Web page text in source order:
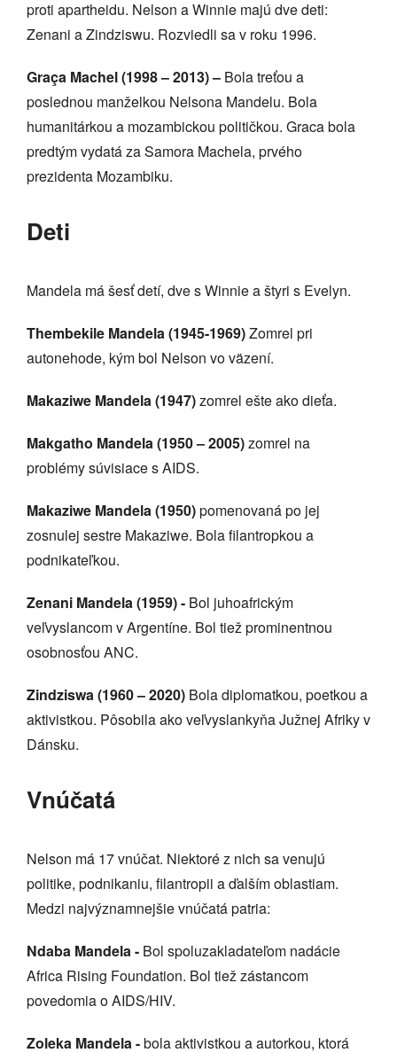
proti apartheidu. Nelson a Winnie majú dve deti:
Zenani a Zindziswu. Rozviedli sa v roku 1996.
Graça Machel (1998 – 2013) – Bola treťou a
poslednou manželkou Nelsona Mandelu. Bola
humanitárkou a mozambickou političkou. Graca bola
predtým vydatá za Samora Machela, prvého
prezidenta Mozambiku.
Deti
Mandela má šesť detí, dve s Winnie a štyri s Evelyn.
Thembekile Mandela (1945-1969)Zomrel pri
autonehode, kým bol Nelson vo väzení.
Makaziwe Mandela (1947)zomrel ešte ako dieťa.
Makgatho Mandela (1950 – 2005)zomrel na
problémy súvisiace s AIDS.
Makaziwe Mandela (1950)pomenovaná po jej
zosnulej sestre Makaziwe. Bola filantropkou a
podnikateľkou.
Zenani Mandela (1959) - Bol juhoafrickým
veľvyslancom v Argentíne. Bol tiež prominentnou
osobnosťou ANC.
Zindziswa (1960 – 2020) Bola diplomatkou, poetkou a
aktivistkou. Pôsobila ako veľvyslankyňa Južnej Afriky v
Dánsku.
Vnúčatá
Nelson má 17 vnúčat. Niektoré z nich sa venujú
politike, podnikaniu, filantropii a ďalším oblastiam.
Medzi najvýznamnejšie vnúčatá patria:
Ndaba Mandela - Bol spoluzakladateľom nadácie
Africa Rising Foundation. Bol tiež zástancom
povedomia o AIDS/HIV.
Zoleka Mandela -bola aktivistkou a autorkou, ktorá